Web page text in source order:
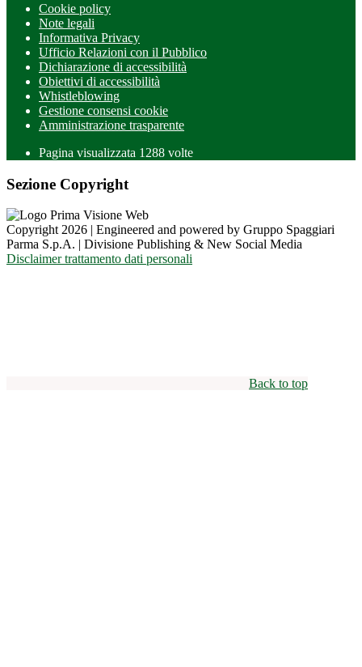
Cookie policy
Note legali
Informativa Privacy
Ufficio Relazioni con il Pubblico
Dichiarazione di accessibilità
Obiettivi di accessibilità
Whistleblowing
Gestione consensi cookie
Amministrazione trasparente
Pagina visualizzata 1288 volte
Sezione Copyright
Copyright 2026 | Engineered and powered by Gruppo Spaggiari
Parma S.p.A. | Divisione Publishing & New Social Media
Disclaimer trattamento dati personali
Back to top